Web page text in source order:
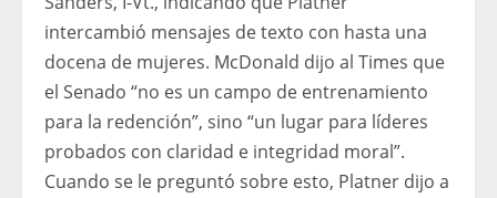
intercambió mensajes de texto con hasta una
docena de mujeres. McDonald dijo al Times que
el Senado “no es un campo de entrenamiento
para la redención”, sino “un lugar para líderes
probados con claridad e integridad moral”.
Cuando se le preguntó sobre esto, Platner dijo a